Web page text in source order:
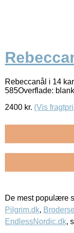
Rebeccanål i 14
585Overflade:
2400 kr. (Vis
De mest populære
Pilgrim.dk,
EndlessNordic.dk,